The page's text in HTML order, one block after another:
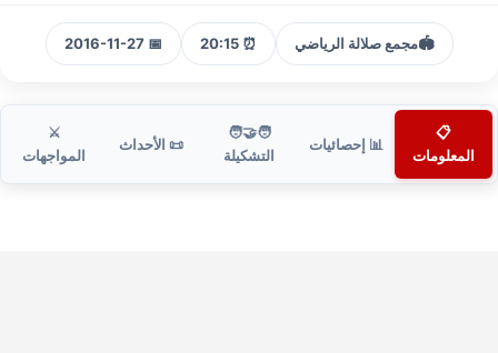
🏟️مجمع صلالة الرياضي ⏰ 20:15
📅 2016-11-27
📋
المعلومات
📊 إحصائيات
🧑‍🤝‍🧑
التشكيلة
📜 الأحداث
⚔️
المواجهات